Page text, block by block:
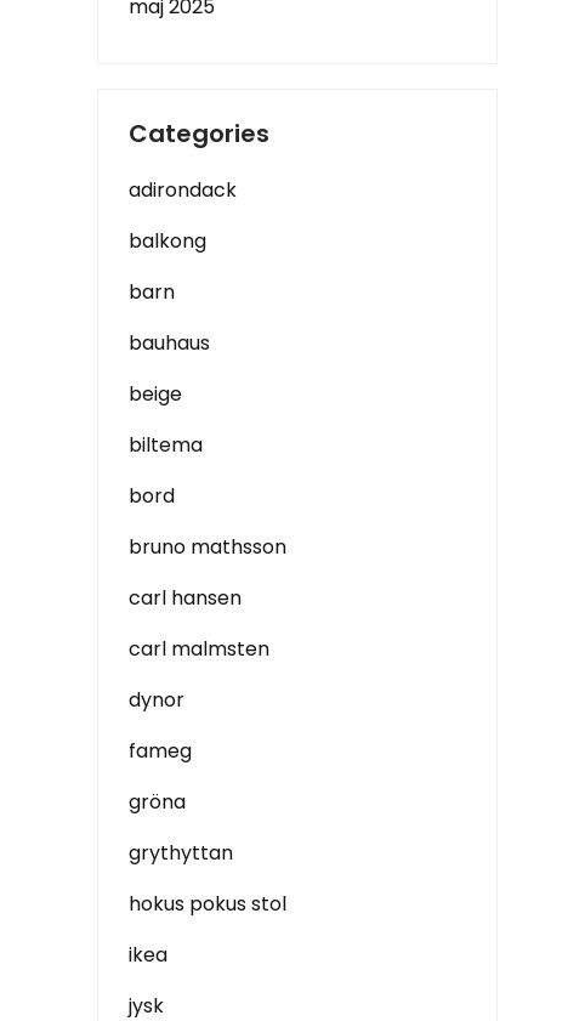
maj 2025
Categories
adirondack
balkong
barn
bauhaus
beige
biltema
bord
bruno mathsson
carl hansen
carl malmsten
dynor
fameg
gröna
grythyttan
hokus pokus stol
ikea
jysk